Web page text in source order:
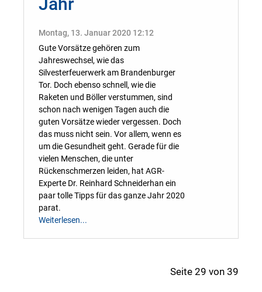
Montag, 13. Januar 2020 12:12
Gute Vorsätze gehören zum
Jahreswechsel, wie das
Silvesterfeuerwerk am Brandenburger
Tor. Doch ebenso schnell, wie die
Raketen und Böller verstummen, sind
schon nach wenigen Tagen auch die
guten Vorsätze wieder vergessen. Doch
das muss nicht sein. Vor allem, wenn es
um die Gesundheit geht. Gerade für die
vielen Menschen, die unter
Rückenschmerzen leiden, hat AGR-
Experte Dr. Reinhard Schneiderhan ein
paar tolle Tipps für das ganze Jahr 2020
parat.
Weiterlesen...
Seite 29 von 39